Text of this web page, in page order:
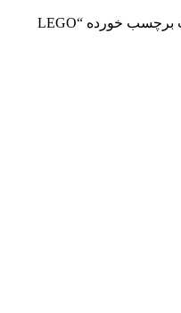
محصولات برچسب خورده “LEGO